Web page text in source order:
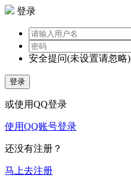
登录
安全提问(未设置请忽略)
登录
或使用QQ登录
使用QQ账号登录
还没有注册？
马上去注册